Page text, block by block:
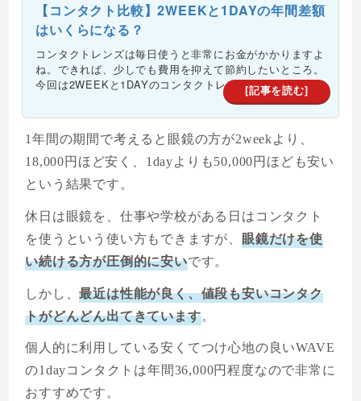
【コンタクト比較】2WEEKと1DAYの年間差額
はいくらになる？
コンタクトレンズは毎日使うと非常にお金がかかりますよ
ね。できれば、少しでも費用を抑えて節約したいところ。
今回は2WEEKと1DAYのコンタクトレンズを比較して...
[記事を読む]
1年間の期間で考えると眼鏡の方が2weekより、
18,000円ほど安く、1dayよりも50,000円ほども安い
という結果です。
休日は眼鏡を、仕事や学校がある日はコンタクト
を使うという使い方もできますが、 眼鏡だけを使
い続ける方が圧倒的に安いです。
しかし、最近は性能が良く、値段も安いコンタク
トがどんどん出てきています。
個人的に利用している安くてつけ心地の良いWAVE
の1dayコンタクトは年間36,000円程度なので非常に
おすすめです。